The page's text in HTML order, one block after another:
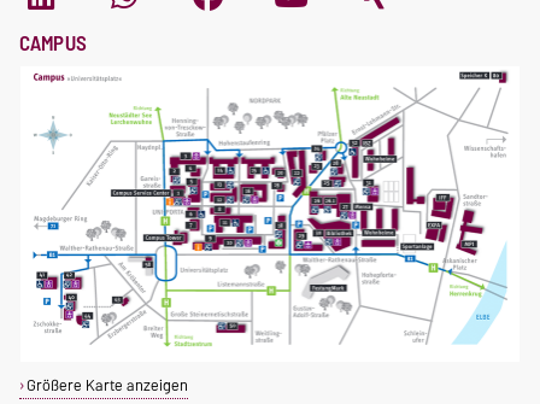
CAMPUS
Größere Karte anzeigen